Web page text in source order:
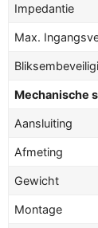
Impedantie
Max.
Mechanische
Aansluiting
Afmeting
Gewicht
Montage